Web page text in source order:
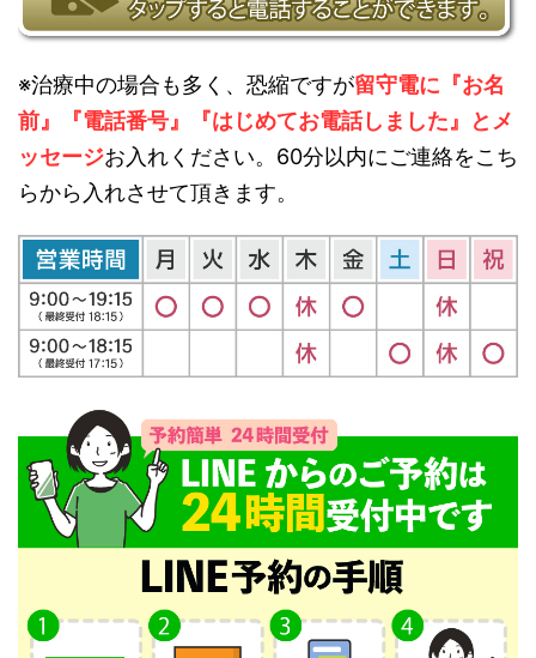
※治療中の場合も多く、恐縮ですが留守電に『お名
前』『電話番号』『はじめてお電話しました』とメ
ッセージお入れください。60分以内にご連絡をこち
らから入れさせて頂きます。